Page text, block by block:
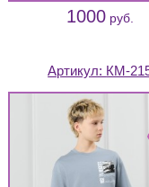
1000руб.
Артикул: КМ-